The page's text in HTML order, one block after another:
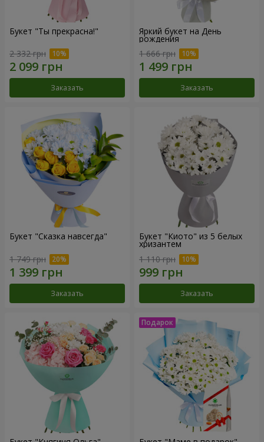
Букет "Ты прекрасна!"
2 332 грн
Заказать
Яркий букет на День
рождения
1 666 грн
Заказать
Букет "Сказка навсегда"
1 749 грн
Заказать
Букет "Киото" из 5 белых
хризантем
1 110 грн
Заказать